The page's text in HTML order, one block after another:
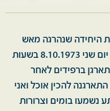
היחידה שנהרגה מאש
אויב במלחמת יום כיפור. באותו יום שני 8.10.1973 בשעות
ברפידים לאחר
להכין אוכל ואני
נשמעו בומים וצרורות